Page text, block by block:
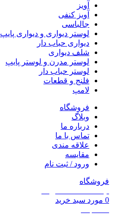
آویز
آویز کنفی
جالباسی
لوستر دیواری و دیواری پایپ
دیواری حباب دار
شلف دیواری
لوستر مدرن و لوستر پایپ
لوستر حباب دار
فلنج و قطعات
لامپ
فروشگاه
وبلاگ
درباره ما
تماس با ما
علاقه مندی
مقايسه
ورود / ثبت نام
فروشگاه
0 مورد سبد خرید